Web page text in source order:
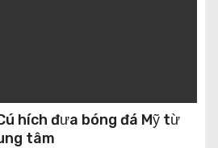
hích đưa bóng đá Mỹ từ
tâm